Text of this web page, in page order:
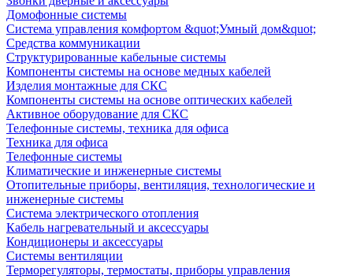
Домофонные системы
Система управления комфортом &quot;Умный дом&quot;
Средства коммуникации
Структурированные кабельные системы
Компоненты системы на основе медных кабелей
Изделия монтажные для СКС
Компоненты системы на основе оптических кабелей
Активное оборудование для СКС
Телефонные системы, техника для офиса
Техника для офиса
Телефонные системы
Климатические и инженерные системы
Отопительные приборы, вентиляция, технологические и
инженерные системы
Система электрического отопления
Кабель нагревательный и аксессуары
Кондиционеры и аксессуары
Системы вентиляции
Терморегуляторы, термостаты, приборы управления